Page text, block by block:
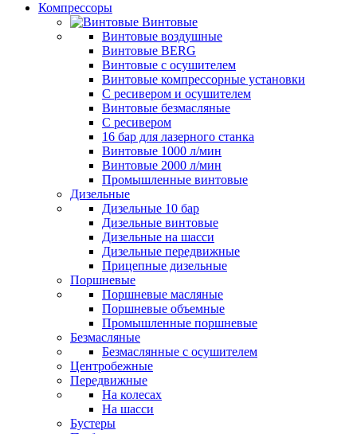
Компрессоры
Винтовые
Винтовые воздушные
Винтовые BERG
Винтовые с осушителем
Винтовые компрессорные установки
C ресивером и осушителем
Винтовые безмасляные
C ресивером
16 бар для лазерного станка
Винтовые 1000 л/мин
Винтовые 2000 л/мин
Промышленные винтовые
Дизельные
Дизельные 10 бар
Дизельные винтовые
Дизельные на шасси
Дизельные передвижные
Прицепные дизельные
Поршневые
Поршневые масляные
Поршневые объемные
Промышленные поршневые
Безмасляные
Безмаслянные с осушителем
Центробежные
Передвижные
На колесах
На шасси
Бустеры